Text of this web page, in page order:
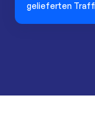
gelieferten